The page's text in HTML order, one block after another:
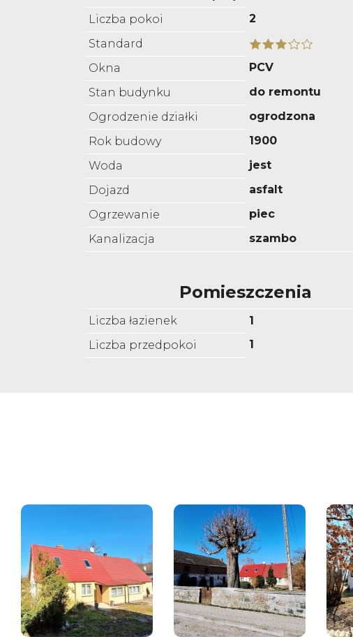
Liczba pokoi
2
Standard
Okna
PCV
Stan budynku
do remontu
Ogrodzenie działki
ogrodzona
Rok budowy
1900
Woda
jest
Dojazd
asfalt
Ogrzewanie
piec
Kanalizacja
szambo
Pomieszczenia
Liczba łazienek
1
Liczba przedpokoi
1